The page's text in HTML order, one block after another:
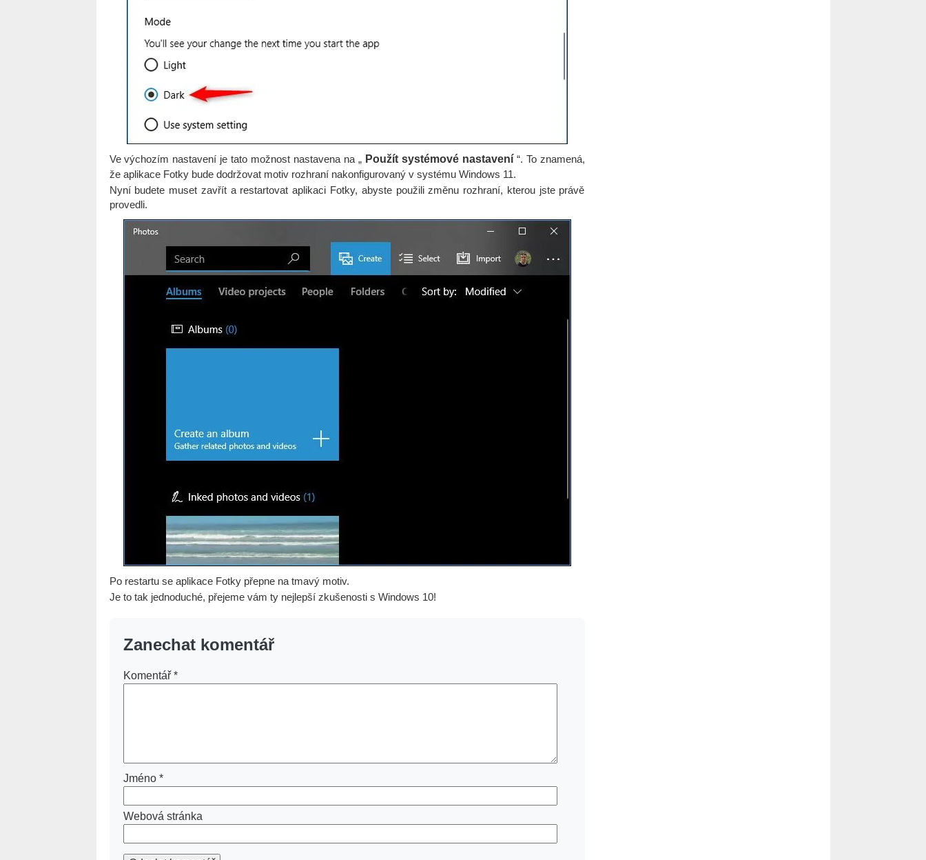
Ve výchozím nastavení je tato možnost nastavena na „ Použít systémové nastavení“. To znamená,
že aplikace Fotky bude dodržovat motiv rozhraní nakonfigurovaný v systému Windows 11.
Nyní budete muset zavřít a restartovat aplikaci Fotky, abyste použili změnu rozhraní, kterou jste právě
provedli.
Po restartu se aplikace Fotky přepne na tmavý motiv.
Je to tak jednoduché, přejeme vám ty nejlepší zkušenosti s Windows 10!
Zanechat komentář
Komentář *
Jméno *
Webová stránka